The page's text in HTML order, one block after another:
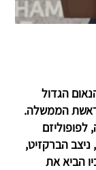
הגדול
הממשלה.
לפופוליזם
הברקזיט,
הביא את